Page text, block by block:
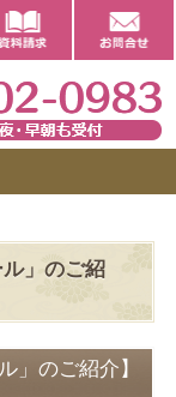
」のご紹
」のご紹介】